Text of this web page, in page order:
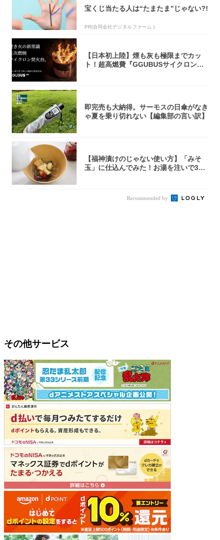
宝くじ当たる人は“たまたま”じゃない?!
PR(合同会社デジタルファーム )
【日本初上陸】煙も灰も極限までカッ
ト！超高燃費『GGUBUSサイクロン焚
即完売も大納得。サーモスの日傘がなき
ゃ夏を乗り切れない【編集部の言い訳】
【福神漬けのじゃない使い方】「みそ
玉」に仕込んでみた！お湯を注いで30
Recommended by
その他サービス